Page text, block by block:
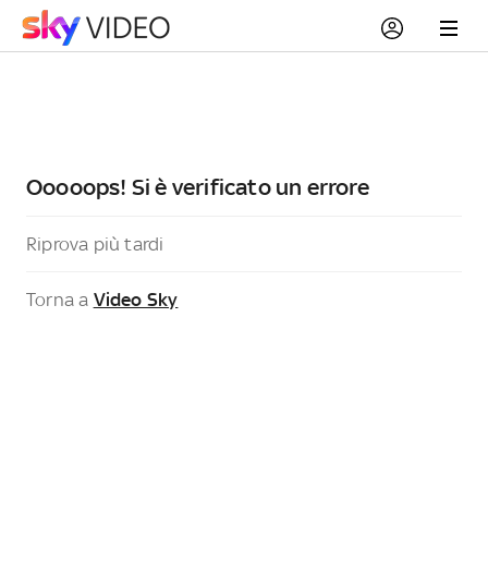
Ooooops! Si è verificato un errore
Riprova più tardi
Torna a Video Sky